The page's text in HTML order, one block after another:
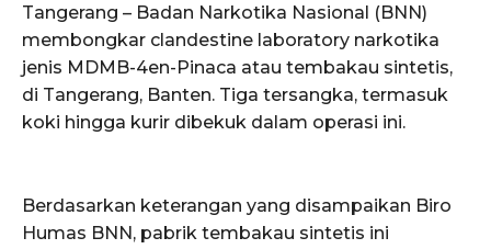
Tangerang – Badan Narkotika Nasional (BNN)
membongkar clandestine laboratory narkotika
jenis MDMB-4en-Pinaca atau tembakau sintetis,
di Tangerang, Banten. Tiga tersangka, termasuk
koki hingga kurir dibekuk dalam operasi ini.
Berdasarkan keterangan yang disampaikan Biro
Humas BNN, pabrik tembakau sintetis ini